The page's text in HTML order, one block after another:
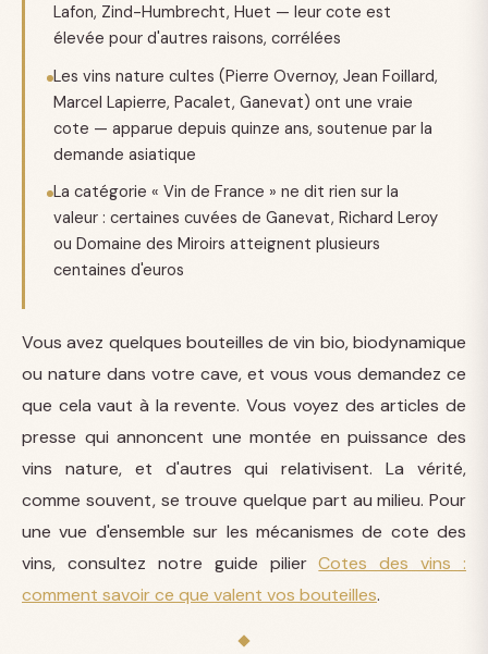
Lafon, Zind-Humbrecht, Huet — leur cote est
élevée pour d'autres raisons, corrélées
Les vins nature cultes (Pierre Overnoy, Jean Foillard,
Marcel Lapierre, Pacalet, Ganevat) ont une vraie
cote — apparue depuis quinze ans, soutenue par la
demande asiatique
La catégorie « Vin de France » ne dit rien sur la
valeur : certaines cuvées de Ganevat, Richard Leroy
ou Domaine des Miroirs atteignent plusieurs
centaines d'euros
Vous avez quelques bouteilles de vin bio, biodynamique
ou nature dans votre cave, et vous vous demandez ce
que cela vaut à la revente. Vous voyez des articles de
presse qui annoncent une montée en puissance des
vins nature, et d'autres qui relativisent. La vérité,
comme souvent, se trouve quelque part au milieu. Pour
une vue d'ensemble sur les mécanismes de cote des
vins, consultez notre guide pilierCotes des vins :
comment savoir ce que valent vos bouteilles.